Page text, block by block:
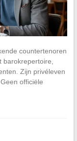
countertenoren
Zijn privéleven
officiële